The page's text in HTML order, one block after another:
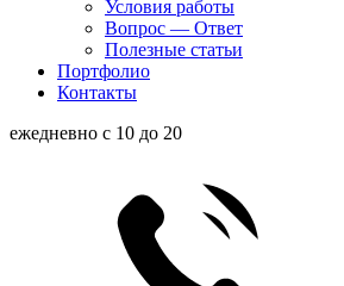
Условия работы
Вопрос — Ответ
Полезные статьи
Портфолио
Контакты
ежедневно с 10 до 20